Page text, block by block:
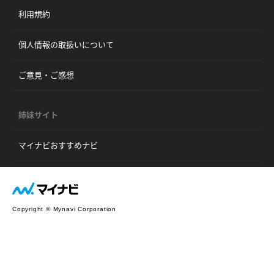
利用規約
個人情報の取扱いについて
ご意見・ご感想
姉妹サイト
マイナビおすすめナビ
Copyright © Mynavi Corporation